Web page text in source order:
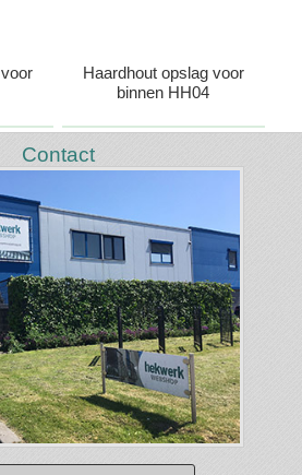
Haardhout opslag voor
binnen HH04
Contact